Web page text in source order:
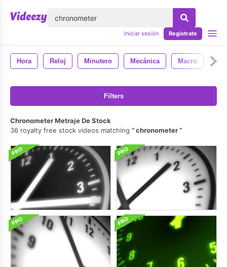
Iniciar sesión Regístrate
Hora Reloj Minutero Mecánica Macro
Filters
Chronometer Metraje De Stock
36 royalty free stock videos matching
chronometer